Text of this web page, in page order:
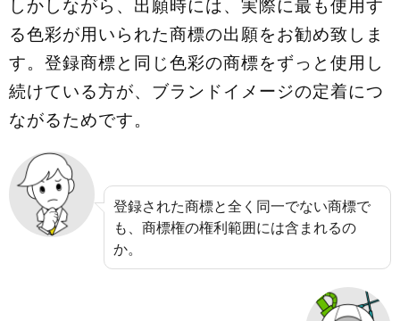
しかしながら、出願時には、実際に最も使用す
る色彩が用いられた商標の出願をお勧め致しま
す。登録商標と同じ色彩の商標をずっと使用し
続けている方が、ブランドイメージの定着につ
ながるためです。
登録された商標と全く同一でない商標で
も、商標権の権利範囲には含まれるの
か。